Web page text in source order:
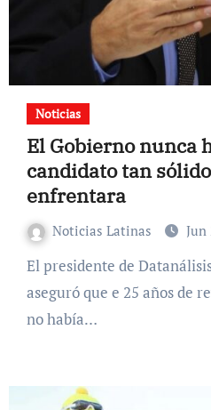
Noticias
El Gobierno nunca
candidato tan
enfrentara
Noticias Latinas Jun
El presidente de Datanálisis, Luis Vicente León,
aseguró que e 25 años de
no había…